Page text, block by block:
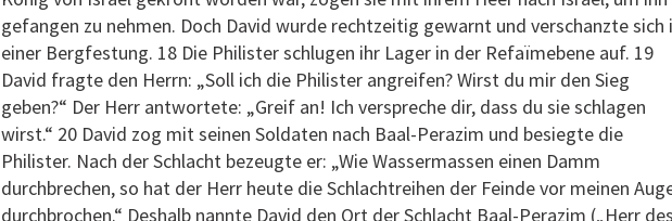
gefangen zu nehmen. Doch David wurde rechtzeitig gewarnt und verschanzte sich
einer Bergfestung. 18 Die Philister schlugen ihr Lager in der Refaïmebene auf. 19
David fragte den Herrn: „Soll ich die Philister angreifen? Wirst du mir den Sieg
geben?“ Der Herr antwortete: „Greif an! Ich verspreche dir, dass du sie schlagen
wirst.“ 20 David zog mit seinen Soldaten nach Baal-Perazim und besiegte die
Philister. Nach der Schlacht bezeugte er: „Wie Wassermassen einen Damm
durchbrechen, so hat der Herr heute die Schlachtreihen der Feinde vor meinen
durchbrochen.“ Deshalb nannte David den Ort der Schlacht Baal-Perazim („Herr des